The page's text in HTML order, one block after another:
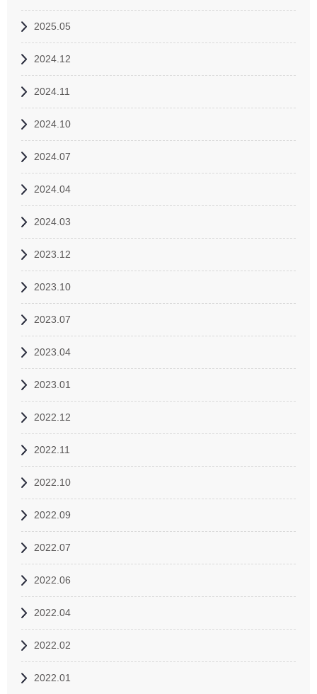
2025.05
2024.12
2024.11
2024.10
2024.07
2024.04
2024.03
2023.12
2023.10
2023.07
2023.04
2023.01
2022.12
2022.11
2022.10
2022.09
2022.07
2022.06
2022.04
2022.02
2022.01